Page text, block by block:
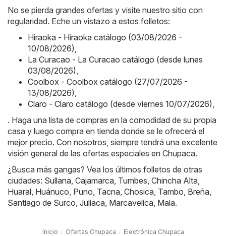
No se pierda grandes ofertas y visite nuestro sitio con
regularidad. Eche un vistazo a estos folletos:
Hiraoka - Hiraoka catálogo (03/08/2026 -
10/08/2026)
La Curacao - La Curacao catálogo (desde lunes
03/08/2026)
Coolbox - Coolbox catálogo (27/07/2026 -
13/08/2026)
Claro - Claro catálogo (desde viernes 10/07/2026)
. Haga una lista de compras en la comodidad de su propia
casa y luego compra en tienda donde se le ofrecerá el
mejor precio. Con nosotros, siempre tendrá una excelente
visión general de las ofertas especiales en Chupaca.
¿Busca más gangas? Vea los últimos folletos de otras
ciudades: Sullana Cajamarca Tumbes Chincha Alta
Huaral Huánuco Puno Tacna Chosica Tambo Breña
Santiago de Surco Juliaca Marcavelica Mala.
Inicio Ofertas Chupaca Electrónica Chupaca